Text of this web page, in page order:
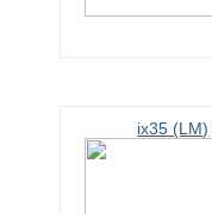
ix35 (LM)